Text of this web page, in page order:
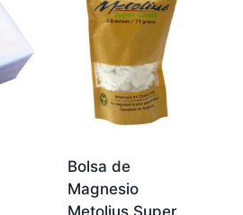
Bolsa de
Magnesio